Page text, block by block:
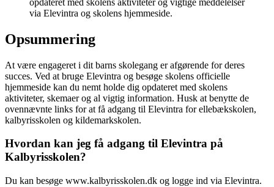
opdateret med skolens aktiviteter og vigtige meddelelser
via Elevintra og skolens hjemmeside.
Opsummering
At være engageret i dit barns skolegang er afgørende for deres
succes. Ved at bruge Elevintra og besøge skolens officielle
hjemmeside kan du nemt holde dig opdateret med skolens
aktiviteter, skemaer og al vigtig information. Husk at benytte de
ovennævnte links for at få adgang til Elevintra for ellebækskolen,
kalbyrisskolen og kildemarkskolen.
Hvordan kan jeg få adgang til Elevintra på
Kalbyrisskolen?
Du kan besøge www.kalbyrisskolen.dk og logge ind via Elevintra.